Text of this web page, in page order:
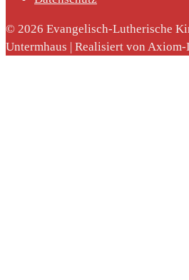
nach:
© 2026 Evangelisch-Lutherische
Untermhaus | Realisiert von